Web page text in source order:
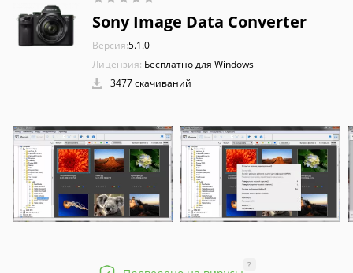
Sony Image Data Converter
Версия:5.1.0
Лицензия: Бесплатно для Windows
3477 скачиваний
?